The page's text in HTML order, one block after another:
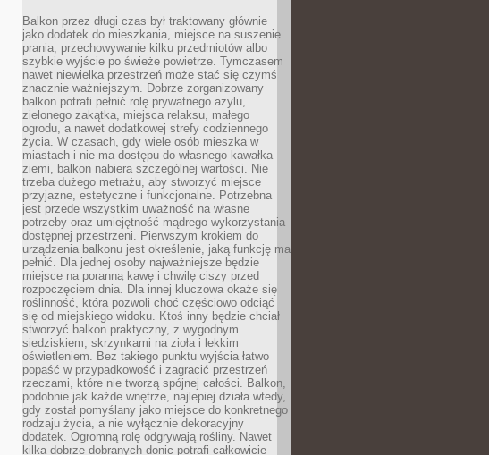
Balkon przez długi czas był traktowany głównie
jako dodatek do mieszkania, miejsce na suszenie
prania, przechowywanie kilku przedmiotów albo
szybkie wyjście po świeże powietrze. Tymczasem
nawet niewielka przestrzeń może stać się czymś
znacznie ważniejszym. Dobrze zorganizowany
balkon potrafi pełnić rolę prywatnego azylu,
zielonego zakątka, miejsca relaksu, małego
ogrodu, a nawet dodatkowej strefy codziennego
życia. W czasach, gdy wiele osób mieszka w
miastach i nie ma dostępu do własnego kawałka
ziemi, balkon nabiera szczególnej wartości. Nie
trzeba dużego metrażu, aby stworzyć miejsce
przyjazne, estetyczne i funkcjonalne. Potrzebna
jest przede wszystkim uważność na własne
potrzeby oraz umiejętność mądrego wykorzystania
dostępnej przestrzeni. Pierwszym krokiem do
urządzenia balkonu jest określenie, jaką funkcję ma
pełnić. Dla jednej osoby najważniejsze będzie
miejsce na poranną kawę i chwilę ciszy przed
rozpoczęciem dnia. Dla innej kluczowa okaże się
roślinność, która pozwoli choć częściowo odciąć
się od miejskiego widoku. Ktoś inny będzie chciał
stworzyć balkon praktyczny, z wygodnym
siedziskiem, skrzynkami na zioła i lekkim
oświetleniem. Bez takiego punktu wyjścia łatwo
popaść w przypadkowość i zagracić przestrzeń
rzeczami, które nie tworzą spójnej całości. Balkon,
podobnie jak każde wnętrze, najlepiej działa wtedy,
gdy został pomyślany jako miejsce do konkretnego
rodzaju życia, a nie wyłącznie dekoracyjny
dodatek. Ogromną rolę odgrywają rośliny. Nawet
kilka dobrze dobranych donic potrafi całkowicie